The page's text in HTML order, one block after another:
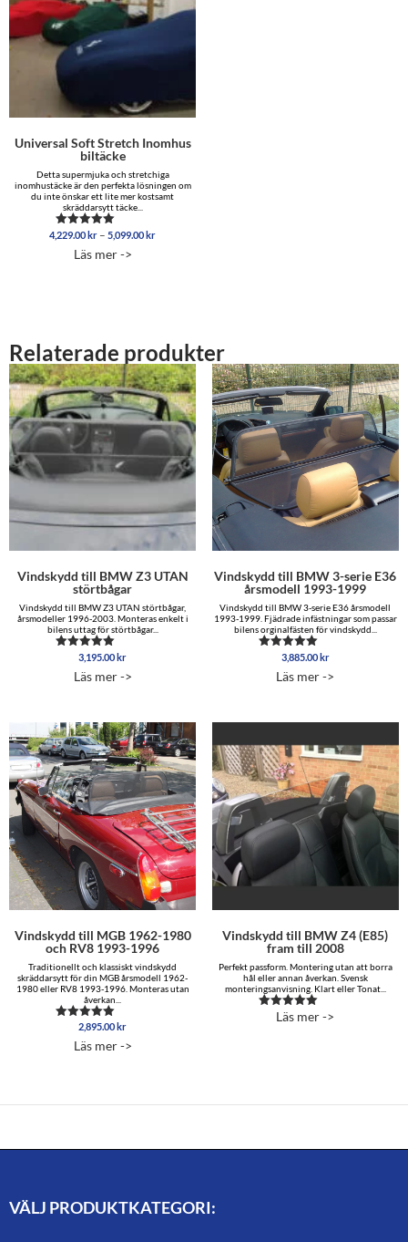
Universal Soft Stretch Inomhus
biltäcke
Detta supermjuka och stretchiga
inomhustäcke är den perfekta lösningen om
du inte önskar ett lite mer kostsamt
skräddarsytt täcke...
Betygsatt
av 5
4,229.00kr – 5,099.00krPrisintervall:
Läs mer ->
Relaterade produkter
Vindskydd till BMW Z3 UTAN
störtbågar
Vindskydd till BMW Z3 UTAN störtbågar,
årsmodeller 1996-2003. Monteras enkelt i
bilens uttag för störtbågar...
Betygsatt
av 5
3,195.00 kr
Läs mer ->
Vindskydd till BMW 3-serie E36
årsmodell 1993-1999
Vindskydd till BMW 3-serie E36 årsmodell
1993-1999. Fjädrade infästningar som passar
bilens orginalfästen för vindskydd...
Betygsatt
av 5
3,885.00 kr
Läs mer ->
Vindskydd till MGB 1962-1980
och RV8 1993-1996
Traditionellt och klassiskt vindskydd
skräddarsytt för din MGB årsmodell 1962-
1980 eller RV8 1993-1996. Monteras utan
åverkan...
Betygsatt
av 5
2,895.00 kr
Läs mer ->
Vindskydd till BMW Z4 (E85)
fram till 2008
Perfekt passform. Montering utan att borra
hål eller annan åverkan. Svensk
monteringsanvisning. Klart eller Tonat...
Betygsatt
Läs mer ->
VÄLJ PRODUKTKATEGORI: